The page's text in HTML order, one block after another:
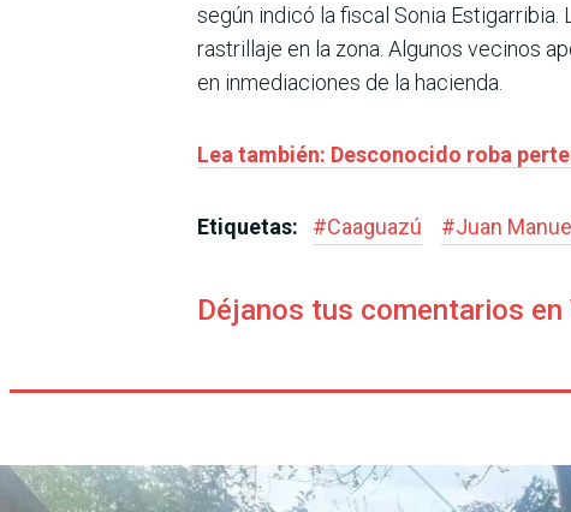
según indicó la fiscal Sonia
rastrillaje en la zona. Algunos vecinos
en inmediaciones de la hacienda.
Lea también: Desconocido roba
Etiquetas: #Caaguazú #Juan
Déjanos tus comentarios en